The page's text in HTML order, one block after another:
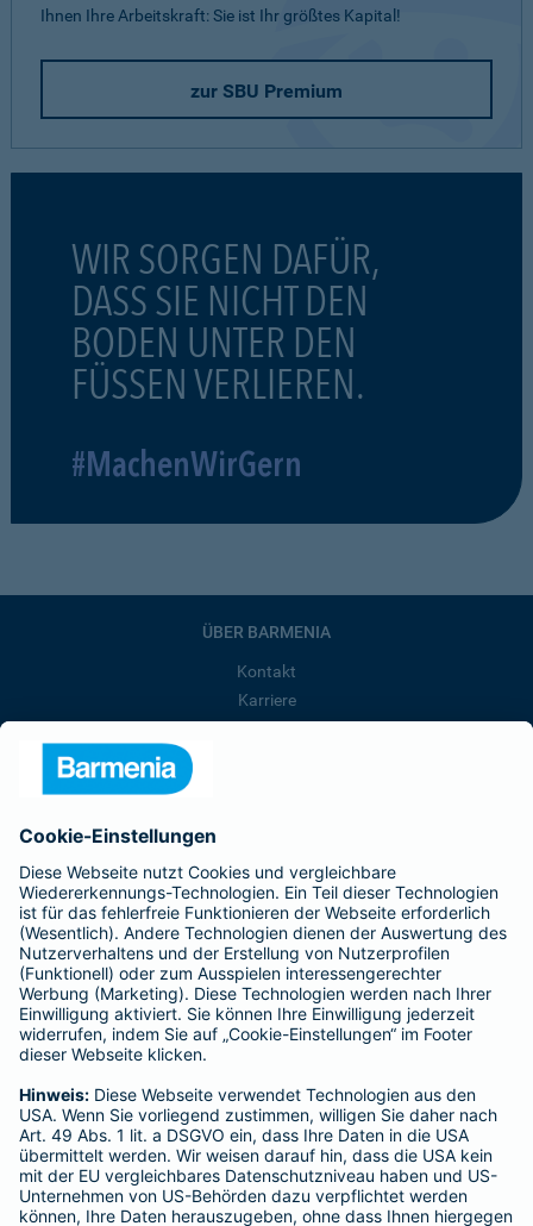
Ihnen Ihre Arbeitskraft: Sie ist Ihr größtes Kapital!
zur SBU Premium
WIR SORGEN DAFÜR,
DASS SIE NICHT DEN
BODEN UNTER DEN
FÜSSEN VERLIEREN.
#MachenWirGern
ÜBER BARMENIA
Kontakt
Karriere
Barmenia ist Teil der BarmeniaGothaer
BELIEBTE SEITEN
Kranken-Zusatzversicherung
Tierversicherungen
Haftpflichtversicherung
Hausratversicherung
Adresse ändern
Schaden melden
Kilometerstandsmeldung
Serviceübersicht